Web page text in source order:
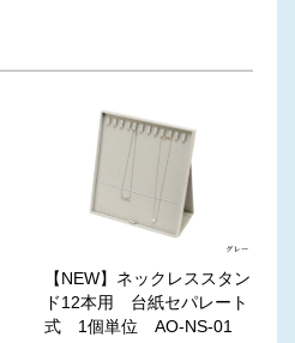
【NEW】ネックレススタン
ド12本用 台紙セパレート
式 1個単位 AO-NS-01